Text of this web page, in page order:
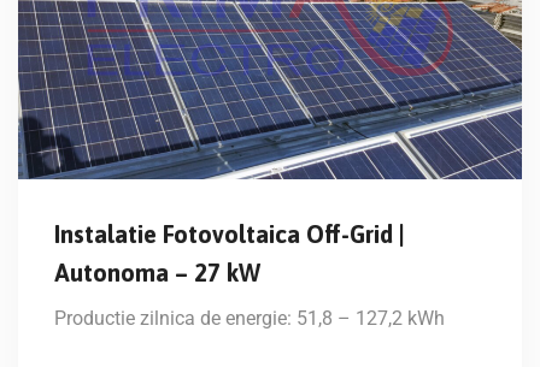
Instalatie Fotovoltaica Off-Grid |
Autonoma – 27 kW
Productie zilnica de energie: 51,8 – 127,2 kWh